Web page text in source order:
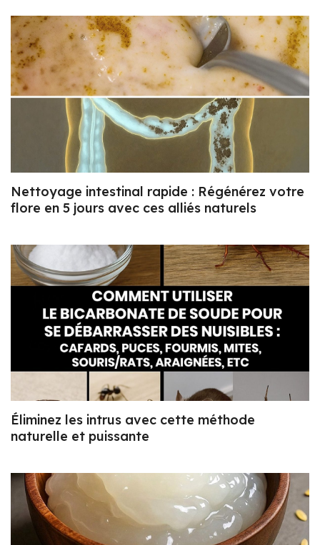
Nettoyage intestinal rapide : Régénérez votre
flore en 5 jours avec ces alliés naturels
Éliminez les intrus avec cette méthode
naturelle et puissante